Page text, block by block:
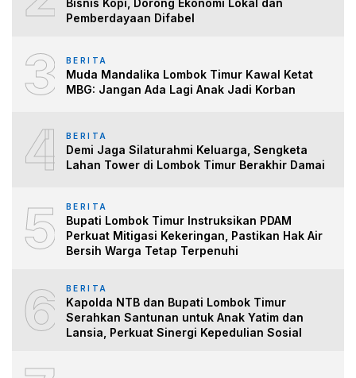
Bisnis Kopi, Dorong Ekonomi Lokal dan
Pemberdayaan Difabel
3 BERITA
Muda Mandalika Lombok Timur Kawal Ketat
MBG: Jangan Ada Lagi Anak Jadi Korban
4 BERITA
Demi Jaga Silaturahmi Keluarga, Sengketa
Lahan Tower di Lombok Timur Berakhir Damai
5 BERITA
Bupati Lombok Timur Instruksikan PDAM
Perkuat Mitigasi Kekeringan, Pastikan Hak Air
Bersih Warga Tetap Terpenuhi
6 BERITA
Kapolda NTB dan Bupati Lombok Timur
Serahkan Santunan untuk Anak Yatim dan
Lansia, Perkuat Sinergi Kepedulian Sosial